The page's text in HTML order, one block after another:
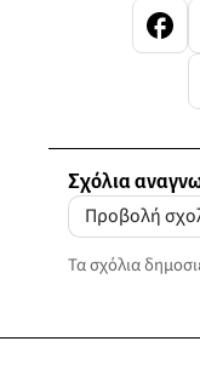
Σχόλια
Προβολή
Τα σχόλια